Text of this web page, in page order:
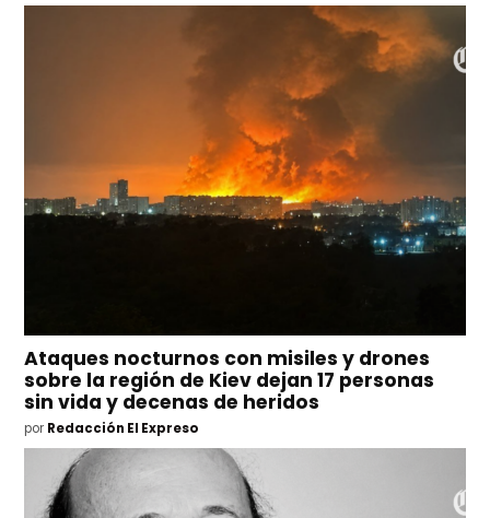
Ataques nocturnos con misiles y drones
sobre la región de Kiev dejan 17 personas
sin vida y decenas de heridos
por Redacción El Expreso